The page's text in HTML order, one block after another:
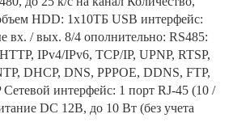
HDD: 1x10ТБ USB интерфейс:
вх. / вых. 8/4 ополнительно: RS485:
IPv4/IPv6, TCP/IP, UPNP, RTSP,
DHCP, DNS, PPPOE, DDNS, FTP,
интерфейс: 1 порт RJ-45 (10 /
DC 12В, до 10 Вт (без учета